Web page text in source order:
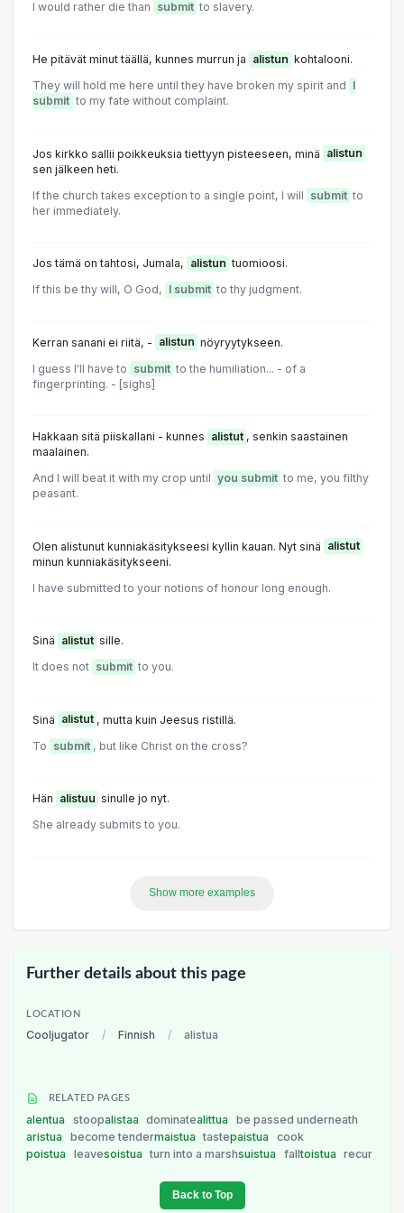
I would rather die than submit to slavery.
He pitävät minut täällä, kunnes murrun ja alistun kohtalooni.
They will hold me here until they have broken my spirit and I
submit to my fate without complaint.
Jos kirkko sallii poikkeuksia tiettyyn pisteeseen, minä alistun
sen jälkeen heti.
If the church takes exception to a single point, I will submit to
her immediately.
Jos tämä on tahtosi, Jumala, alistun tuomioosi.
If this be thy will, O God, I submit to thy judgment.
Kerran sanani ei riitä, - alistun nöyryytykseen.
I guess I'll have to submit to the humiliation... - of a
fingerprinting. - [sighs]
Hakkaan sitä piiskallani - kunnes alistut , senkin saastainen
maalainen.
And I will beat it with my crop until you submit to me, you filthy
peasant.
Olen alistunut kunniakäsitykseesi kyllin kauan. Nyt sinä alistut
minun kunniakäsitykseeni.
I have submitted to your notions of honour long enough.
Sinä alistut sille.
It does not submit to you.
Sinä alistut , mutta kuin Jeesus ristillä.
To submit , but like Christ on the cross?
Hän alistuu sinulle jo nyt.
She already submits to you.
Show more examples
Further details about this page
LOCATION
Cooljugator / Finnish / alistua
RELATED PAGES
alentua stoopalistaa dominatealittua
be passed underneath
aristua
become tendermaistua tastepaistua
cook
poistua
leavesoistua turn into a marshsuistua falltoistua recur
Back to Top